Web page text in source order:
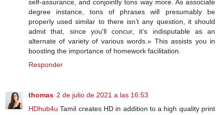
self-assurance, and conjointly tons way more. As associate
degree instance, tons of phrases will presumably be
properly used similar to there isn’t any question, it should
admit that, since you'll concur, it’s indisputable as an
alternate of variety of various words.» This assists you in
boosting the importance of homework facilitation.
Responder
thomas 2 de julio de 2021 a las 16:53
HDhub4u Tamil creates HD in addition to a high quality print